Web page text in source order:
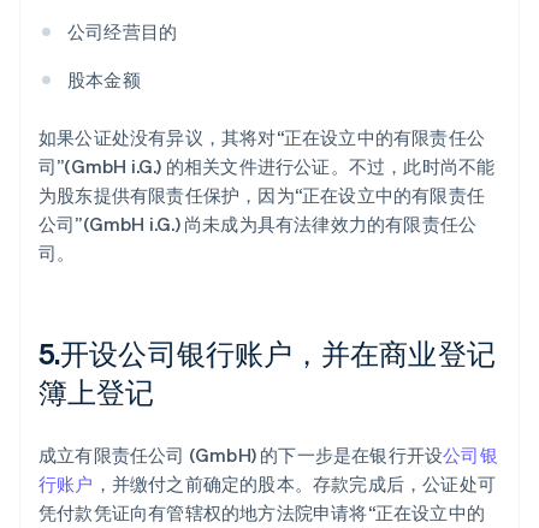
公司经营目的
股本金额
如果公证处没有异议，其将对“正在设立中的有限责任公
司”(GmbH i.G.) 的相关文件进行公证。不过，此时尚不能
为股东提供有限责任保护，因为“正在设立中的有限责任
公司”(GmbH i.G.) 尚未成为具有法律效力的有限责任公
司。
5.开设公司银行账户，并在商业登记
簿上登记
成立有限责任公司 (GmbH) 的下一步是在银行开设公司银
行账户 ，并缴付之前确定的股本。存款完成后，公证处可
凭付款凭证向有管辖权的地方法院申请将“正在设立中的